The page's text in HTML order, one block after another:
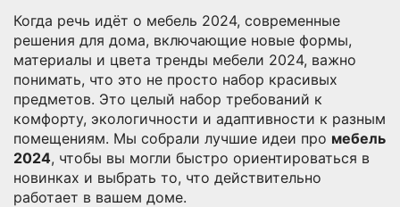
Когда речь идёт о мебель 2024, современные
решения для дома, включающие новые формы,
материалы и цвета тренды мебели 2024, важно
понимать, что это не просто набор красивых
предметов. Это целый набор требований к
комфорту, экологичности и адаптивности к разным
помещениям. Мы собрали лучшие идеи про мебель
2024, чтобы вы могли быстро ориентироваться в
новинках и выбрать то, что действительно
работает в вашем доме.